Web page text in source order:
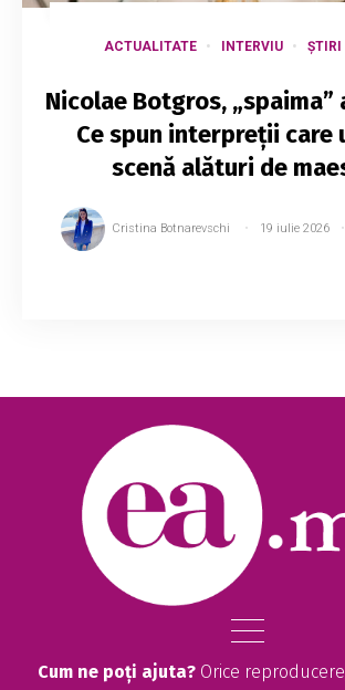
ACTUALITATE INTERVIU ȘTIRI
Nicolae Botgros,
Ce spun interpreții care
scenă alături de
Cristina Botnarevschi 19 iulie 2026
Cum ne poți ajuta? Orice